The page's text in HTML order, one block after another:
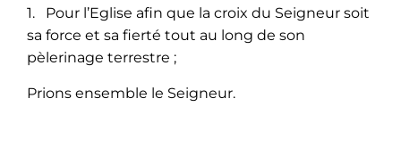
1. Pour l’Eglise afin que la croix du Seigneur soit
sa force et sa fierté tout au long de son
pèlerinage terrestre ;
Prions ensemble le Seigneur.